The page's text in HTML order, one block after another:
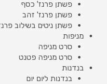
פשתן פרנז' כסף
פשתן פרנז' זהב
פשתן ניטים בשילוב
מניפות
סרט מניפה
סרט מניפה פטנט
בנדנות
בנדנות ליום יום